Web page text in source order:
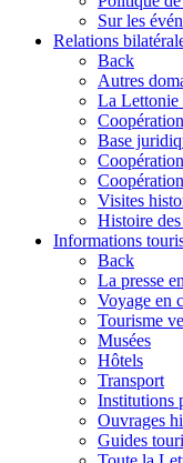
Sur les
Relations
Back
Autres
La Lettonie
Base
Visites
Histoire
Informations
Back
La presse
Voyage en
Tourisme
Musées
Hôtels
Transport
Institutions
Ouvrages
Guides